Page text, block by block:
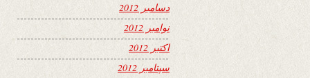
دسامبر 2012
نوامبر 2012
اکتبر 2012
سپتامبر 2012